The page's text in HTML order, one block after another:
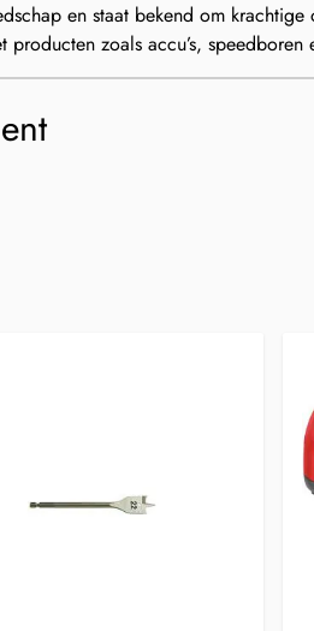
en staat bekend om
zoals accu’s,